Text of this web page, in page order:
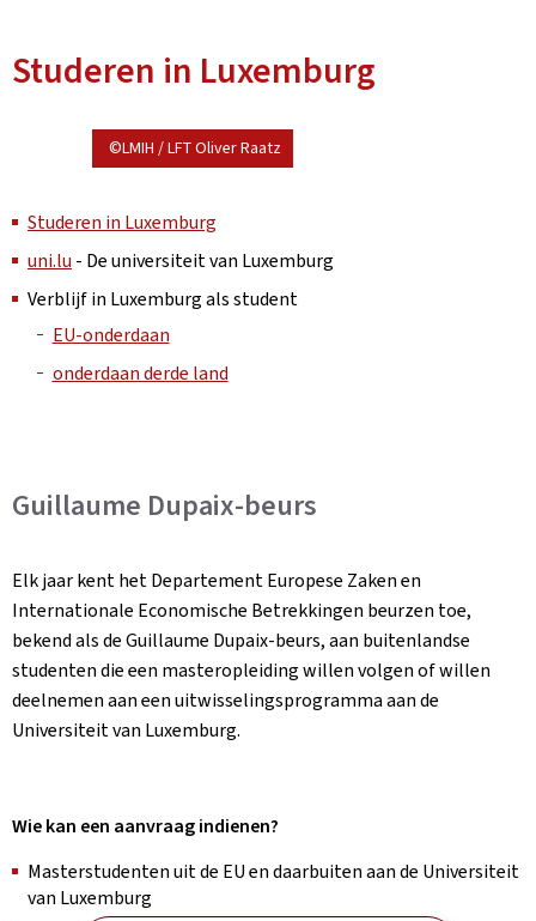
Studeren in Luxemburg
©LMIH / LFT Oliver Raatz
Studeren in Luxemburg
uni.lu - De universiteit van Luxemburg
Verblijf in Luxemburg als student
EU-onderdaan
onderdaan derde land
Guillaume Dupaix-beurs
Elk jaar kent het Departement Europese Zaken en
Internationale Economische Betrekkingen beurzen toe,
bekend als de Guillaume Dupaix-beurs, aan buitenlandse
studenten die een masteropleiding willen volgen of willen
deelnemen aan een uitwisselingsprogramma aan de
Universiteit van Luxemburg.
Wie kan een aanvraag indienen?
Masterstudenten uit de EU en daarbuiten aan de Universiteit
van Luxemburg